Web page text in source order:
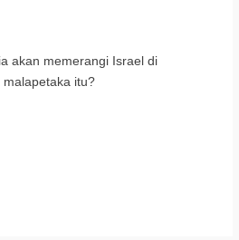
akan memerangi Israel di
malapetaka itu?